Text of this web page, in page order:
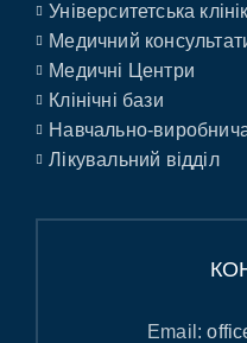
Університетська
Медичний
Медичні Центри
Клінічні бази
Навчально-
Лікувальний відділ
Email: